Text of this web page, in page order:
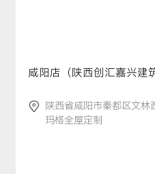
咸阳店（陕西创汇嘉兴建
陕西省咸阳市秦都区文
玛格全屋定制